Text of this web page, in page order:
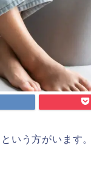
いう方がいます。